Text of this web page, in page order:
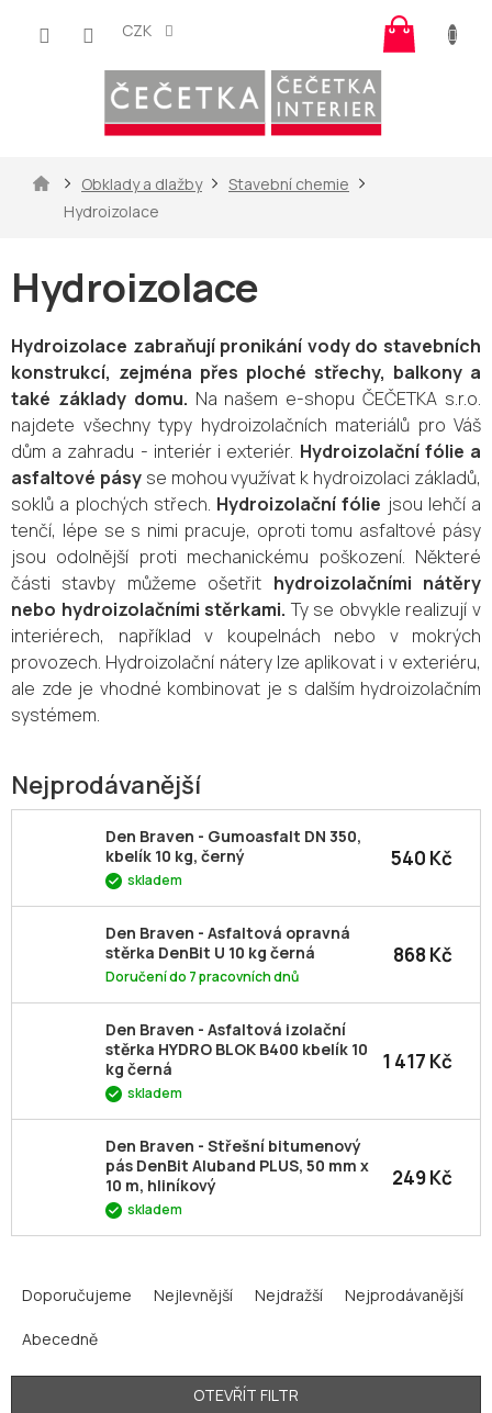
CZK
košík
DomůObklady a dlažby
Stavební chemie
Hydroizolace
Hydroizolace
Hydroizolace zabraňují pronikání vody do stavebních
konstrukcí, zejména přes ploché střechy, balkony a
také základy domu. Na našem e-shopu ČEČETKA s.r.o.
najdete všechny typy hydroizolačních materiálů pro Váš
dům a zahradu - interiér i exteriér. Hydroizolační fólie a
asfaltové pásyse mohou využívat k hydroizolaci základů,
soklů a plochých střech. Hydroizolační fólie jsou lehčí a
tenčí, lépe se s nimi pracuje, oproti tomu asfaltové pásy
jsou odolnější proti mechanickému poškození. Některé
části stavby můžeme ošetřit hydroizolačními nátěry
nebo hydroizolačními stěrkami. Ty se obvykle realizují v
interiérech, například v koupelnách nebo v mokrých
provozech. Hydroizolační nátery lze aplikovat i v exteriéru,
ale zde je vhodné kombinovat je s dalším hydroizolačním
systémem.
Nejprodávanější
Den Braven - Gumoasfalt DN 350,
kbelík 10 kg, černý
skladem
540 Kč
Den Braven - Asfaltová opravná
stěrka DenBit U 10 kg černá
Doručení do 7 pracovních dnů
868 Kč
Den Braven - Asfaltová izolační
stěrka HYDRO BLOK B400 kbelík 10
kg černá
skladem
1 417 Kč
Den Braven - Střešní bitumenový
pás DenBit Aluband PLUS, 50 mm x
10 m, hliníkový
skladem
249 Kč
a
e
n
Doporučujeme Nejlevnější Nejdražší Nejprodávanější
Abecedně
OTEVŘÍT FILTR